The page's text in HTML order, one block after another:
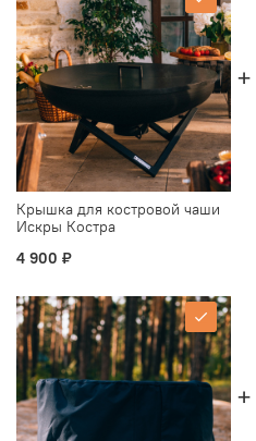
Крышка для костровой чаши
Искры Костра
4 900 ₽